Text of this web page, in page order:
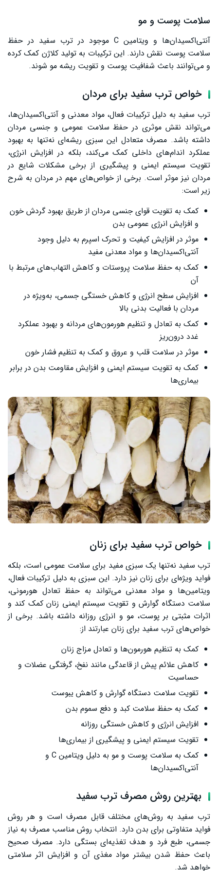
سلامت پوست و مو
آنتی‌اکسیدان‌ها و ویتامین C موجود در ترب سفید در حفظ
سلامت پوست نقش دارند. این ترکیبات به تولید کلاژن کمک کرده
و می‌توانند باعث شفافیت پوست و تقویت ریشه مو شوند.
خواص ترب سفید برای مردان
ترب سفید به دلیل ترکیبات فعال، مواد معدنی و آنتی‌اکسیدان‌ها،
می‌تواند نقش موثری در حفظ سلامت عمومی و جنسی مردان
داشته باشد. مصرف متعادل این سبزی ریشه‌ای نه‌تنها به بهبود
عملکرد اندام‌های داخلی کمک می‌کند، بلکه در افزایش انرژی،
تقویت سیستم ایمنی و پیشگیری از برخی مشکلات شایع در
مردان نیز موثر است. برخی از خواص‌های مهم در مردان به شرح
زیر است:
کمک به تقویت قوای جنسی مردان از طریق بهبود گردش خون
و افزایش انرژی عمومی بدن
موثر در افزایش کیفیت و تحرک اسپرم به دلیل وجود
آنتی‌اکسیدان‌ها و مواد معدنی مفید
کمک به حفظ سلامت پروستات و کاهش التهاب‌های مرتبط با
آن
افزایش سطح انرژی و کاهش خستگی جسمی، به‌ویژه در
مردان با فعالیت بدنی بالا
کمک به تعادل و تنظیم هورمون‌های مردانه و بهبود عملکرد
غدد درون‌ریز
موثر در سلامت قلب و عروق و کمک به تنظیم فشار خون
کمک به تقویت سیستم ایمنی و افزایش مقاومت بدن در برابر
بیماری‌ها
خواص ترب سفید برای زنان
ترب سفید نه‌تنها یک سبزی مفید برای سلامت عمومی است، بلکه
فواید ویژه‌ای برای زنان نیز دارد. این سبزی به دلیل ترکیبات فعال،
ویتامین‌ها و مواد معدنی می‌تواند به حفظ تعادل هورمونی،
سلامت دستگاه گوارش و تقویت سیستم ایمنی زنان کمک کند و
اثرات مثبتی بر پوست، مو و انرژی روزانه داشته باشد. برخی از
خواص‌های ترب سفید برای زنان عبارتند از:
کمک به تنظیم هورمون‌ها و تعادل مزاج زنان
کاهش علائم پیش از قاعدگی مانند نفخ، گرفتگی عضلات و
حساسیت
تقویت سلامت دستگاه گوارش و کاهش یبوست
کمک به حفظ سلامت کبد و دفع سموم بدن
افزایش انرژی و کاهش خستگی روزانه
تقویت سیستم ایمنی و پیشگیری از بیماری‌ها
کمک به سلامت پوست و مو به دلیل ویتامین C و
آنتی‌اکسیدان‌ها
بهترین روش مصرف ترب سفید
ترب سفید به روش‌های مختلف قابل مصرف است و هر روش
فواید متفاوتی برای بدن دارد. انتخاب روش مناسب مصرف به نیاز
جسمی، طبع فرد و هدف تغذیه‌ای بستگی دارد. مصرف صحیح
باعث حفظ شدن بیشتر مواد مغذی آن و افزایش اثر سلامتی
خواهد شد.